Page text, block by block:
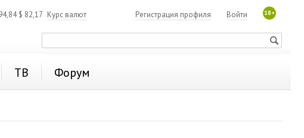
$ 82,17 Курс валют 18+
Войти
Регистрация профиля
ТВ Форум